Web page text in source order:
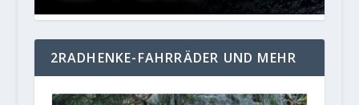
2RADHENKE-FAHRRÄDER UND MEHR